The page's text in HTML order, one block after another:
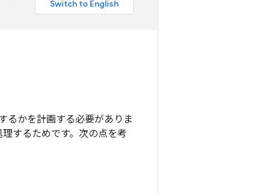
るかを計画する必要がありま
するためです。次の点を考